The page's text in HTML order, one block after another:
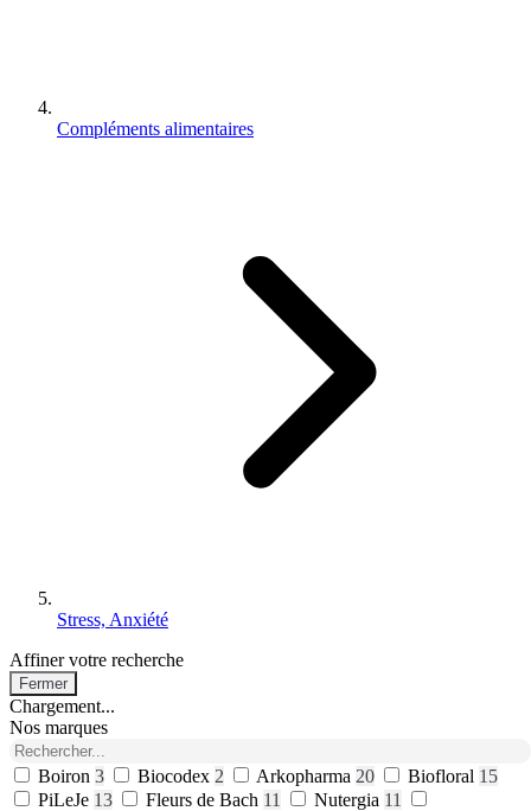
Compléments alimentaires
Stress, Anxiété
Affiner votre recherche
Fermer
Chargement...
Nos marques
Boiron 3 Biocodex 2 Arkopharma 20 Biofloral 15
PiLeJe 13 Fleurs de Bach 11 Nutergia 11